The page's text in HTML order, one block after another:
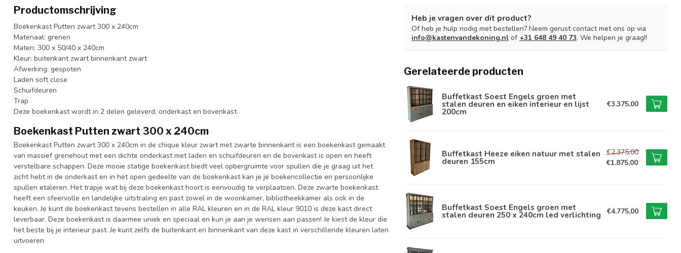
Productomschrijving
Boekenkast Putten zwart 300 x 240cm
Materiaal: grenen
Maten: 300 x 50/40 x 240cm
Kleur: buitenkant zwart binnenkant zwart
Afwerking: gespoten
Laden soft close
Schuifdeuren
Trap
Deze boekenkast wordt in 2 delen geleverd, onderkast en bovenkast
Boekenkast Putten zwart 300 x 240cm
Boekenkast Putten zwart 300 x 240cm in de chique kleur zwart met zwarte binnenkant is een boekenkast gemaakt
van massief grenehout met een dichte onderkast met laden en schuifdeuren en de bovenkast is open en heeft
verstelbare schappen. Deze mooie statige boekenkast biedt veel opbergruimte voor spullen die je graag uit het
zicht hebt in de onderkast en in het open gedeelte van de boekenkast kan je je boekencollectie en persoonlijke
spullen etaleren. Het trapje wat bij deze boekenkast hoort is eenvoudig te verplaatsen. Deze zwarte boekenkast
heeft een sfeervolle en landelijke uitstraling en past zowel in de woonkamer, bibliotheekkamer als ook in de
keuken. Je kunt de boekenkast tevens bestellen in alle RAL kleuren en in de RAL kleur 9010 is deze kast direct
leverbaar. Deze boekenkast is daarmee uniek en speciaal en kun je aan je wensen aan passen! Je kiest de kleur die
het beste bij je interieur past. Je kunt zelfs de buitenkant en binnenkant van deze kast in verschillende kleuren laten
uitvoeren
Heb je vragen over dit product?
Of heb je hulp nodig met bestellen? Neem gerust contact met ons op via
info@kastenvandekoning.nl of +31 648 49 40 73. We helpen je graag!!
Gerelateerde producten
Buffetkast Soest Engels groen met
stalen deuren en eiken interieur en lijst
200cm
€3.375,00
Buffetkast Heeze eiken natuur met stalen
deuren 155cm
€2.375,00
€1.875,00
Buffetkast Soest Engels groen met
stalen deuren 250 x 240cm led verlichting €4.775,00